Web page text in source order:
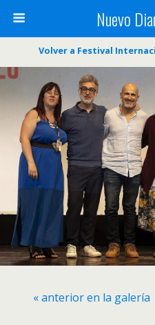
Nuevo
Volver a Festival
« anterior en la galería